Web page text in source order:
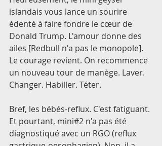
islandais vous lance un sourire
édenté à faire fondre le cœur de
Donald Trump. L'amour donne des
ailes [Redbull n'a pas le monopole].
Le courage revient. On recommence
un nouveau tour de manège. Laver.
Changer. Habiller. Téter.
Bref, les bébés-reflux. C'est fatiguant.
Et pourtant, mini#2 n'a pas été
diagnostiqué avec un RGO (reflux